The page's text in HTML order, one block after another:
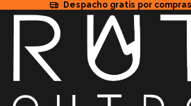
Despacho gratis por